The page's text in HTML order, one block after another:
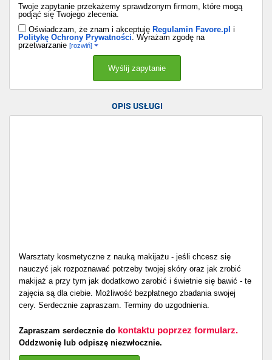
Twoje zapytanie przekażemy sprawdzonym firmom, które mogą
podjąć się Twojego zlecenia.
Oświadczam, że znam i akceptuję Regulamin Favore.pl i
Politykę Ochrony Prywatności . Wyrażam zgodę na
przetwarzanie [rozwiń]
OPIS USŁUGI
Warsztaty kosmetyczne z nauką makijażu - jeśli chcesz się
nauczyć jak rozpoznawać potrzeby twojej skóry oraz jak zrobić
makijaż a przy tym jak dodatkowo zarobić i świetnie się bawić - te
zajęcia są dla ciebie. Możliwość bezpłatnego zbadania swojej
cery. Serdecznie zapraszam. Terminy do uzgodnienia.
Zapraszam serdecznie do kontaktu poprzez formularz.
Oddzwonię lub odpiszę niezwłocznie.